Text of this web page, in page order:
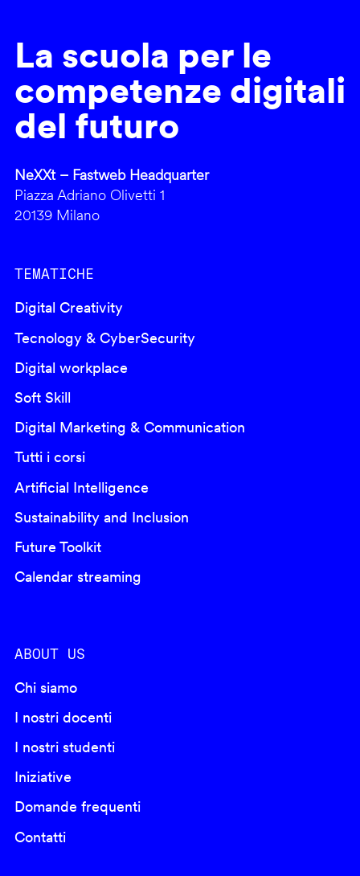
La scuola per le
competenze digitali
del futuro
NeXXt – Fastweb Headquarter
Piazza Adriano Olivetti 1
20139 Milano
TEMATICHE
Digital Creativity
Tecnology & CyberSecurity
Digital workplace
Soft Skill
Digital Marketing & Communication
Tutti i corsi
Artificial Intelligence
Sustainability and Inclusion
Future Toolkit
Calendar streaming
ABOUT US
Chi siamo
I nostri docenti
I nostri studenti
Iniziative
Domande frequenti
Contatti